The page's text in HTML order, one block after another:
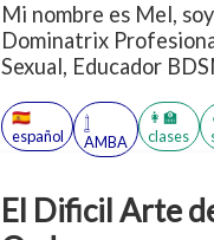
Mi nombre es Mel,
Dominatrix
Sexual, Educador
🇪🇸
español
𓉶
AMBA
👩‍🏫
clases
El Dificil Arte